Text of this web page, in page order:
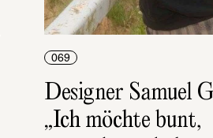
069
Designer Samuel
„Ich möchte bunt,